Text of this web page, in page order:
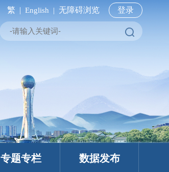
繁 | English | 无障碍浏览 登录
专题专栏 数据发布